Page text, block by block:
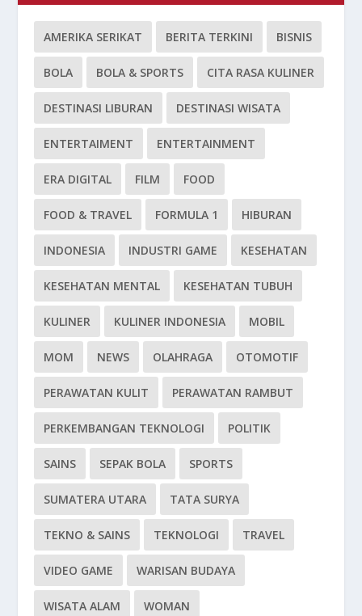
AMERIKA SERIKAT BERITA TERKINI BISNIS
BOLA BOLA & SPORTS CITA RASA KULINER
DESTINASI LIBURAN DESTINASI WISATA
ENTERTAIMENT ENTERTAINMENT
ERA DIGITAL FILM FOOD
FOOD & TRAVEL FORMULA 1 HIBURAN
INDONESIA INDUSTRI GAME KESEHATAN
KESEHATAN MENTAL KESEHATAN TUBUH
KULINER KULINER INDONESIA MOBIL
MOM NEWS OLAHRAGA OTOMOTIF
PERAWATAN KULIT PERAWATAN RAMBUT
PERKEMBANGAN TEKNOLOGI POLITIK
SAINS SEPAK BOLA SPORTS
SUMATERA UTARA TATA SURYA
TEKNO & SAINS TEKNOLOGI TRAVEL
VIDEO GAME WARISAN BUDAYA
WISATA ALAM WOMAN